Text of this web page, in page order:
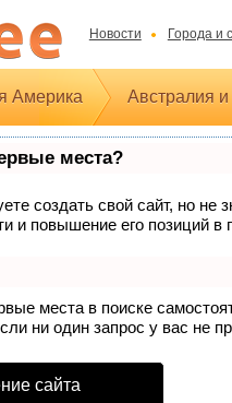
Новости Города и
Америка Австралия
места?
создать свой сайт, но
и повышение его позиций в
места в поиске
ни один запрос у вас не
сайта